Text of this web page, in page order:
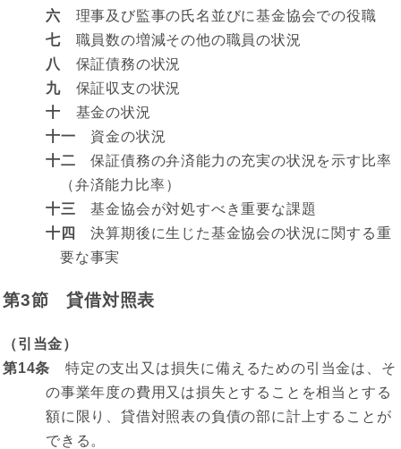
六 理事及び監事の氏名並びに基金協会での役職
七職員数の増減その他の職員の状況
八
保証債務の状況
九保証収支の状況
十 基金の状況
十一 資金の状況
十二 保証債務の弁済能力の充実の状況を示す比率
（弁済能力比率）
十三 基金協会が対処すべき重要な課題
十四
決算期後に生じた基金協会の状況に関する重
要な事実
第3節 貸借対照表
（引当金）
第14条 特定の支出又は損失に備えるための引当金は、そ
の事業年度の費用又は損失とすることを相当とする
額に限り、貸借対照表の負債の部に計上することが
できる。